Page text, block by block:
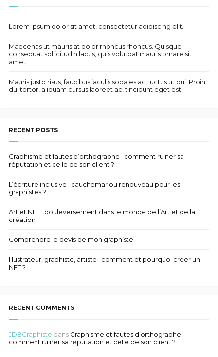
Lorem ipsum dolor sit amet, consectetur adipiscing elit.
Maecenas ut mauris at dolor rhoncus rhoncus. Quisque
consequat sollicitudin lacus, quis volutpat mauris ornare sit
amet.
Mauris justo risus, faucibus iaculis sodales ac, luctus ut dui. Proin
dui tortor, aliquam cursus laoreet ac, tincidunt eget est.
RECENT POSTS
Graphisme et fautes d’orthographe : comment ruiner sa
réputation et celle de son client ?
L’écriture inclusive : cauchemar ou renouveau pour les
graphistes ?
Art et NFT : bouleversement dans le monde de l’Art et de la
création
Comprendre le devis de mon graphiste
Illustrateur, graphiste, artiste : comment et pourquoi créer un
NFT ?
RECENT COMMENTS
JDBGraphiste dans Graphisme et fautes d’orthographe :
comment ruiner sa réputation et celle de son client ?